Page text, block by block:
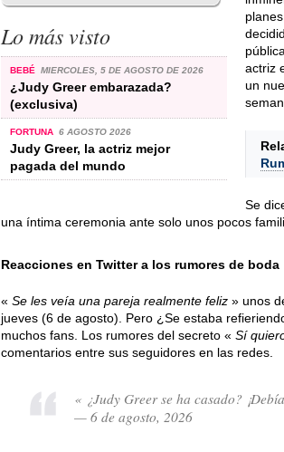
Lo más visto
BEBÉ MIERCOLES, 5 DE AGOSTO DE 2026
¿Judy Greer embarazada?
(exclusiva)
FORTUNA 6 AGOSTO 2026
Judy Greer, la actriz mejor
pagada del mundo
actriz
un
Se
una íntima ceremonia ante solo unos pocos
Reacciones en Twitter a los rumores de boda
« Se les veía una pareja realmente feliz » unos
jueves (6 de agosto). Pero ¿Se estaba
muchos fans. Los rumores del secreto « Sí
comentarios entre sus seguidores en las redes.
« ¿Judy Greer se ha casado?
— 6 de agosto, 2026